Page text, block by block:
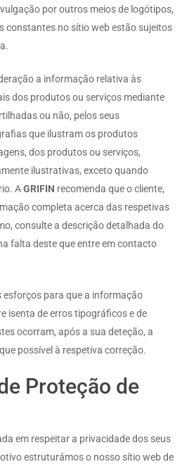
por outros meios de logótipos,
constantes no sítio web estão sujeitos
a informação relativa às
dos produtos ou serviços mediante
ou não, pelos seus
que ilustram os produtos
dos produtos ou serviços,
ilustrativas, exceto quando
AGRIFIN recomenda que o cliente,
completa acerca das respetivas
consulte a descrição detalhada do
falta deste que entre em contacto
esforços para que a informação
isenta de erros tipográficos e de
ocorram, após a sua deteção, a
possível à respetiva correção.
Proteção de
em respeitar a privacidade dos seus
estruturámos o nosso sítio web de